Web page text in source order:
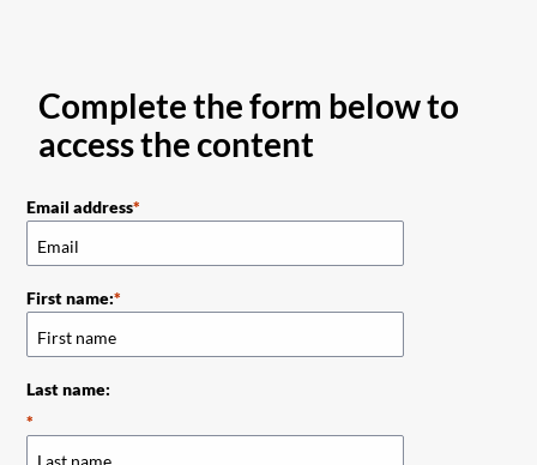
Complete the form below to
access the content
Email address
First name:
Last name: